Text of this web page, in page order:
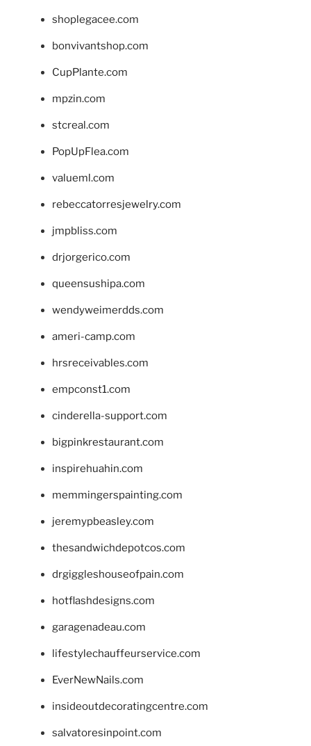
shoplegacee.com
bonvivantshop.com
CupPlante.com
mpzin.com
stcreal.com
PopUpFlea.com
valueml.com
rebeccatorresjewelry.com
jmpbliss.com
drjorgerico.com
queensushipa.com
wendyweimerdds.com
ameri-camp.com
hrsreceivables.com
empconst1.com
cinderella-support.com
bigpinkrestaurant.com
inspirehuahin.com
memmingerspainting.com
jeremypbeasley.com
thesandwichdepotcos.com
drgiggleshouseofpain.com
hotflashdesigns.com
garagenadeau.com
lifestylechauffeurservice.com
EverNewNails.com
insideoutdecoratingcentre.com
salvatoresinpoint.com